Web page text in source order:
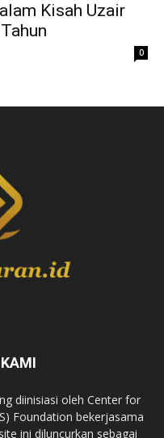
Kisah Uzair
0
diinisiasi oleh Center for
Foundation bekerjasama
ini diluncurkan sebagai